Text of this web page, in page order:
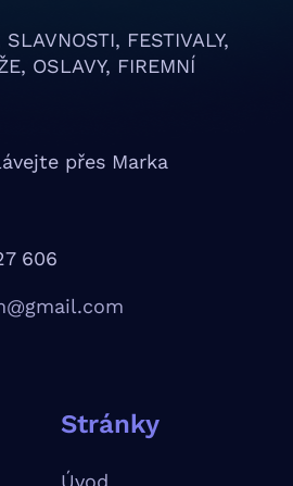
SLAVNOSTI, FESTIVALY,
OSLAVY, FIREMNÍ
přes Marka
606
Stránky
Úvod